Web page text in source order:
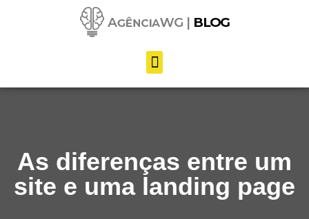
conteúdo
As diferenças entre um
site e uma landing page